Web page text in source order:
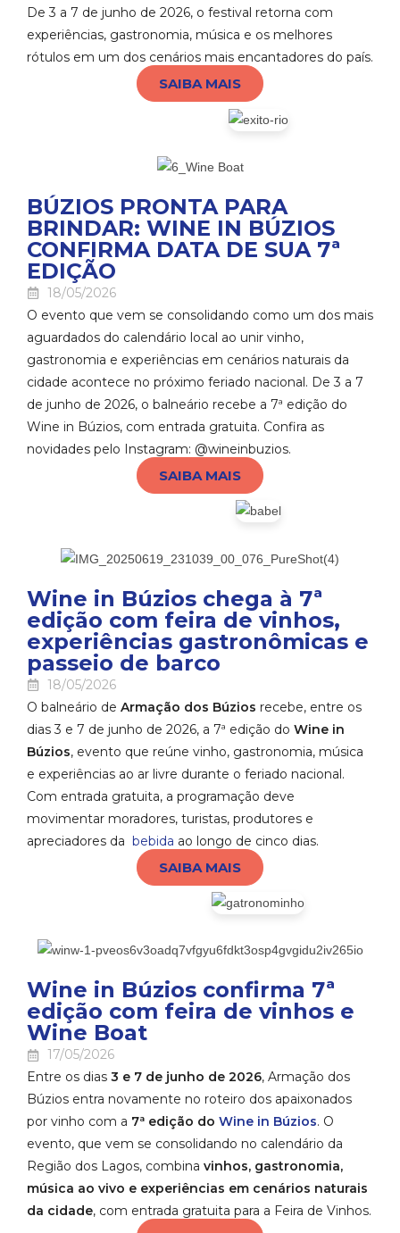
De 3 a 7 de junho de 2026, o festival retorna com
experiências, gastronomia, música e os melhores
rótulos em um dos cenários mais encantadores do país.
SAIBA MAIS
BÚZIOS PRONTA PARA
BRINDAR: WINE IN BÚZIOS
CONFIRMA DATA DE SUA 7ª
EDIÇÃO
18/05/2026
O evento que vem se consolidando como um dos mais
aguardados do calendário local ao unir vinho,
gastronomia e experiências em cenários naturais da
cidade acontece no próximo feriado nacional. De 3 a 7
de junho de 2026, o balneário recebe a 7ª edição do
Wine in Búzios, com entrada gratuita. Confira as
novidades pelo Instagram: @wineinbuzios.
SAIBA MAIS
Wine in Búzios chega à 7ª
edição com feira de vinhos,
experiências gastronômicas e
passeio de barco
18/05/2026
O balneário de Armação dos Búzios recebe, entre os
dias 3 e 7 de junho de 2026, a 7ª edição do Wine in
Búzios, evento que reúne vinho, gastronomia, música
e experiências ao ar livre durante o feriado nacional.
Com entrada gratuita, a programação deve
movimentar moradores, turistas, produtores e
apreciadores da bebida ao longo de cinco dias.
SAIBA MAIS
Wine in Búzios confirma 7ª
edição com feira de vinhos e
Wine Boat
17/05/2026
Entre os dias 3 e 7 de junho de 2026, Armação dos
Búzios entra novamente no roteiro dos apaixonados
por vinho com a 7ª edição do Wine in Búzios. O
evento, que vem se consolidando no calendário da
Região dos Lagos, combina vinhos, gastronomia,
música ao vivo e experiências em cenários naturais
da cidade, com entrada gratuita para a Feira de Vinhos.